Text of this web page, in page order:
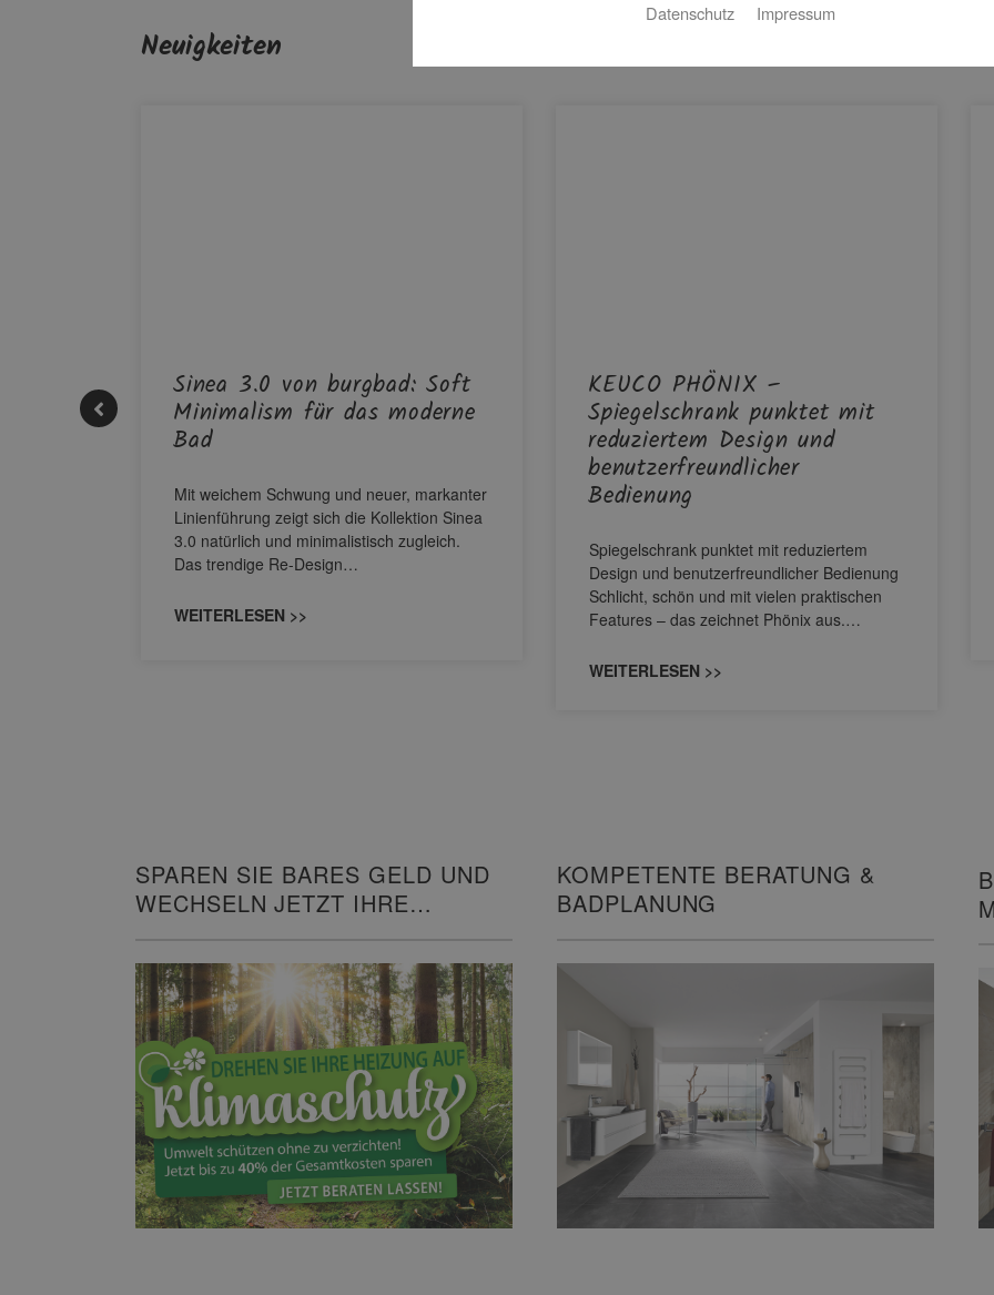
Neuigkeiten
Sinea 3.0 von burgbad: Soft
Minimalism für das moderne
Bad
Mit weichem Schwung und neuer, markanter
Linienführung zeigt sich die Kollektion Sinea
3.0 natürlich und minimalistisch zugleich.
Das trendige Re-Design…
WEITERLESEN >>
KEUCO PHÖNIX –
Spiegelschrank punktet mit
reduziertem Design und
benutzerfreundlicher
Bedienung
Spiegelschrank punktet mit reduziertem
Design und benutzerfreundlicher Bedienung
Schlicht, schön und mit vielen praktischen
Features – das zeichnet Phönix aus.…
WEITERLESEN >>
SPAREN SIE BARES GELD UND
WECHSELN JETZT IHRE
KOMPETENTE BERATUNG &
BADPLANUNG
Datenschutz Impressum